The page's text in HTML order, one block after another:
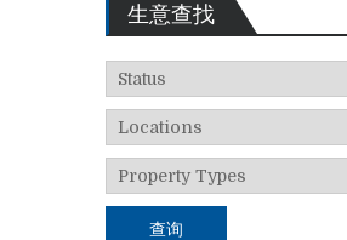
生意查找
查询